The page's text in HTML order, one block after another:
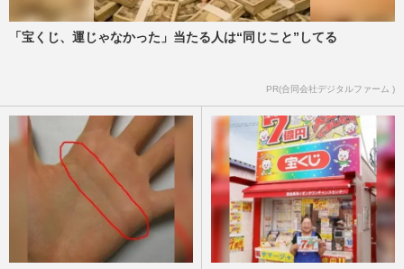
「宝くじ、運じゃなかった」当たる人は“同じこと”してる
PR(合同会社デジタルファーム )